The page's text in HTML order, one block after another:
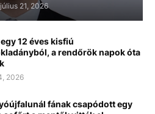
július 21, 2026
12 éves kisfiú
a rendőrök napok óta
2026
fának csapódott egy